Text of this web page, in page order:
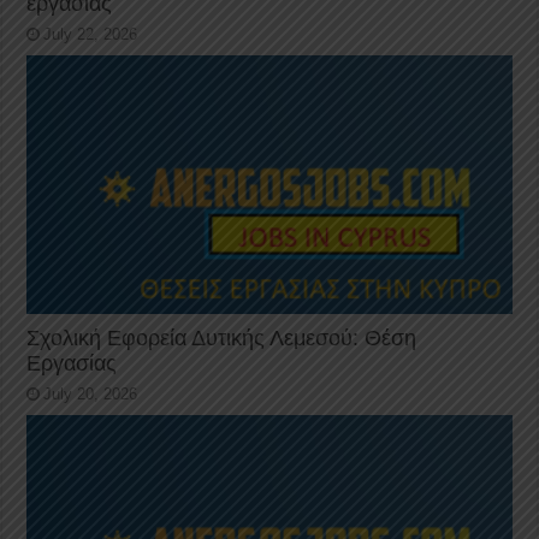
July 22, 2026
Σχολική Εφορεία Δυτικής Λεμεσού: Θέση
Εργασίας
July 20, 2026